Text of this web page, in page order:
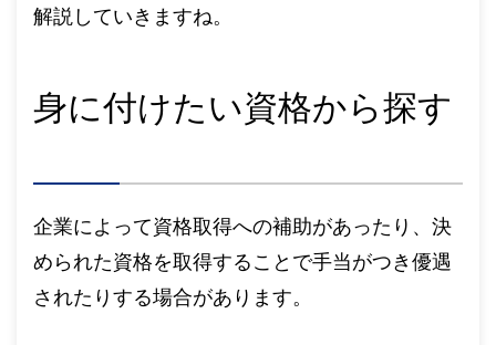
解説していきますね。
身に付けたい資格から探す
企業によって資格取得への補助があったり、決
められた資格を取得することで手当がつき優遇
されたりする場合があります。